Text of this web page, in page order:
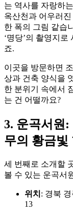
는 역사를 자랑하
옥산천과 어우러
한 폭의 그림 같습
‘명당’의 촬영지
죠.
이곳을 방문하면
상과 건축 양식을
한 분위기 속에서
는 건 어떨까요?
3. 운곡서원
무의 황금빛
세 번째로 소개할
볼 수 있는 운곡서
위치 : 경북
13